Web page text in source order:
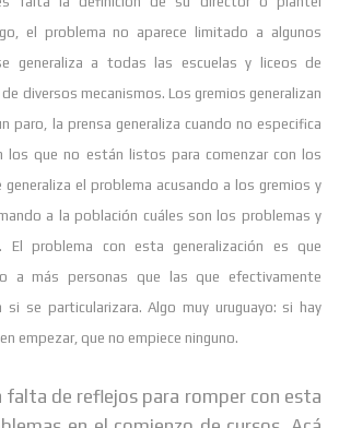
el problema no aparece limitado a algunos
generaliza a todas las escuelas y liceos de
diversos mecanismos. Los gremios generalizan
paro, la prensa generaliza cuando no especifica
los que no están listos para comenzar con los
generaliza el problema acusando a los gremios y
a la población cuáles son los problemas y
El problema con esta generalización es que
a más personas que las que efectivamente
si se particularizara. Algo muy uruguayo: si hay
empezar, que no empiece ninguno.
falta de reflejos para romper con esta